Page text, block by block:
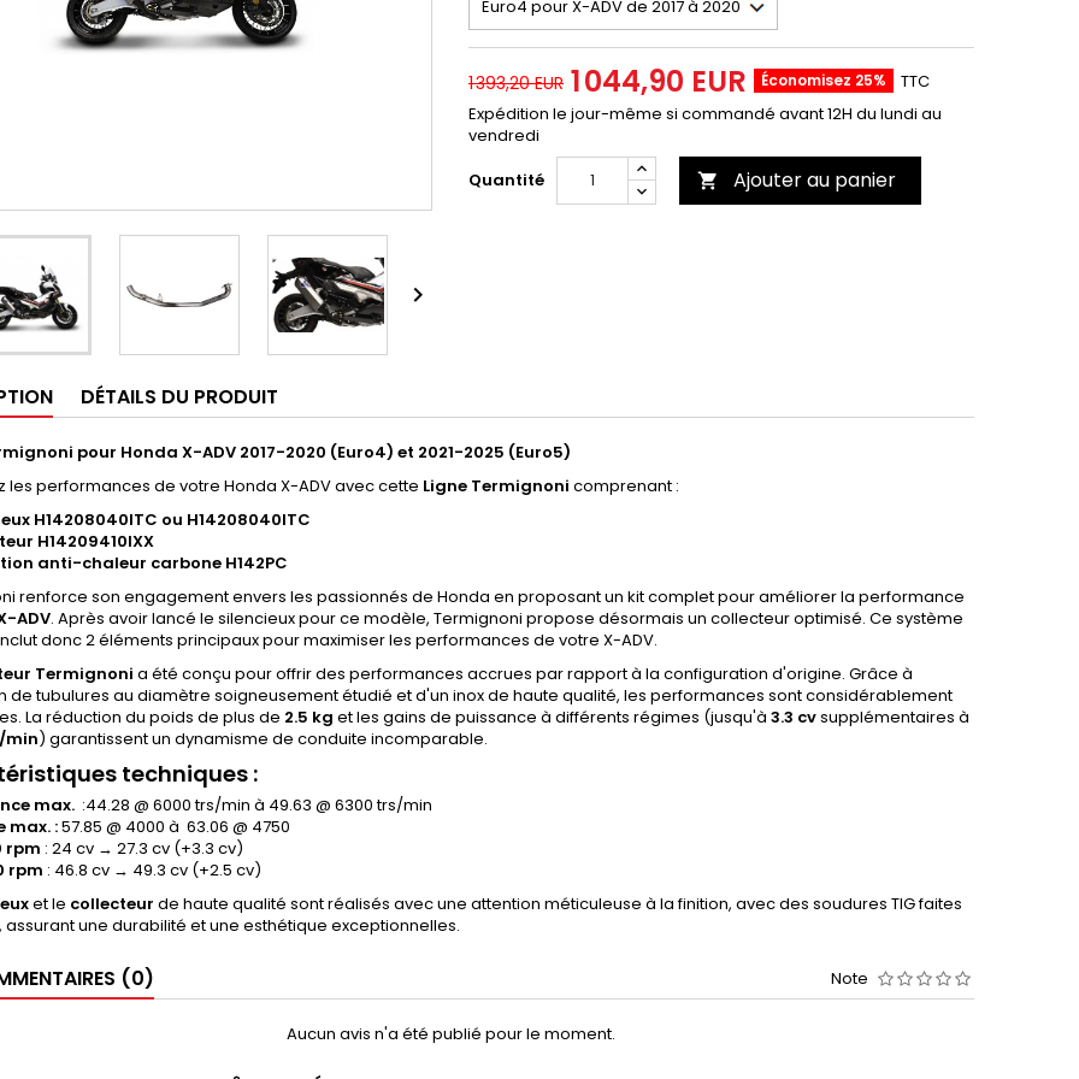

1 393,20 EUR 1 044,90 EUR Économisez 25%
TTC
Expédition le jour-même si commandé avant 12H du lundi au
vendredi
Quantité
 Ajouter au panier
DÉTAILS DU PRODUIT
pour Honda X-ADV 2017-2020 (Euro4) et 2021-2025 (Euro5)
les performances de votre Honda X-ADV avec cette Ligne Termignoni comprenant :
H14208040ITC ou H14208040ITC
H14209410IXX
anti-chaleur carbone H142PC
renforce son engagement envers les passionnés de Honda en proposant un kit complet pour améliorer la performance
ADV. Après avoir lancé le silencieux pour ce modèle, Termignoni propose désormais un collecteur optimisé. Ce système
donc 2 éléments principaux pour maximiser les performances de votre X-ADV.
Termignoni a été conçu pour offrir des performances accrues par rapport à la configuration d'origine. Grâce à
de tubulures au diamètre soigneusement étudié et d'un inox de haute qualité, les performances sont considérablement
La réduction du poids de plus de 2.5 kg et les gains de puissance à différents régimes (jusqu'à 3.3 cvsupplémentaires à
min) garantissent un dynamisme de conduite incomparable.
techniques:
max. :44.28 @ 6000 trs/min à 49.63 @ 6300 trs/min
max. :57.85 @ 4000 à 63.06 @ 4750
rpm : 24 cv → 27.3 cv (+3.3 cv)
rpm : 46.8 cv → 49.3 cv (+2.5 cv)
et le collecteur de haute qualité sont réalisés avec une attention méticuleuse à la finition, avec des soudures TIG faites
assurant une durabilité et une esthétique exceptionnelles.
(0) Note
Aucun avis n'a été publié pour le moment.